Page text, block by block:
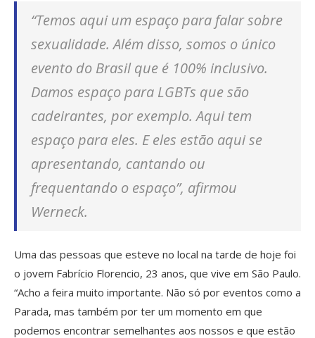
“Temos aqui um espaço para falar sobre
sexualidade. Além disso, somos o único
evento do Brasil que é 100% inclusivo.
Damos espaço para LGBTs que são
cadeirantes, por exemplo. Aqui tem
espaço para eles. E eles estão aqui se
apresentando, cantando ou
frequentando o espaço”, afirmou
Werneck.
Uma das pessoas que esteve no local na tarde de hoje foi
o jovem Fabrício Florencio, 23 anos, que vive em São Paulo.
“Acho a feira muito importante. Não só por eventos como a
Parada, mas também por ter um momento em que
podemos encontrar semelhantes aos nossos e que estão